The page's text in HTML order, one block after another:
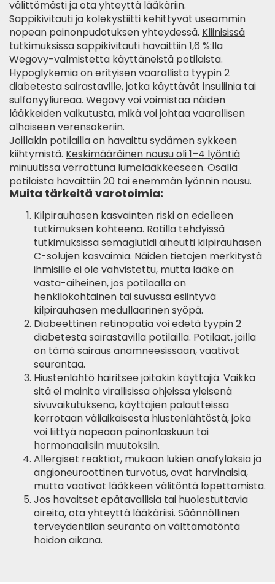
välittömästi ja ota yhteyttä lääkäriin.
Sappikivitauti ja kolekystiitti kehittyvät useammin
nopean painonpudotuksen yhteydessä. Kliinisissä
tutkimuksissa sappikivitauti havaittiin 1,6 %:lla
Wegovy-valmistetta käyttäneistä potilaista.
Hypoglykemia on erityisen vaarallista tyypin 2
diabetesta sairastaville, jotka käyttävät insuliinia tai
sulfonyyliureaa. Wegovy voi voimistaa näiden
lääkkeiden vaikutusta, mikä voi johtaa vaarallisen
alhaiseen verensokeriin.
Joillakin potilailla on havaittu sydämen sykkeen
kiihtymistä. Keskimääräinen nousu oli 1–4 lyöntiä
minuutissaverrattuna lumelääkkeeseen. Osalla
potilaista havaittiin 20 tai enemmän lyönnin nousu.
Muita tärkeitä varotoimia:
Kilpirauhasen kasvainten riski on edelleen
tutkimuksen kohteena. Rotilla tehdyissä
tutkimuksissa semaglutidi aiheutti kilpirauhasen
C-solujen kasvaimia. Näiden tietojen merkitystä
ihmisille ei ole vahvistettu, mutta lääke on
vasta-aiheinen, jos potilaalla on
henkilökohtainen tai suvussa esiintyvä
kilpirauhasen medullaarinen syöpä.
Diabeettinen retinopatia voi edetä tyypin 2
diabetesta sairastavilla potilailla. Potilaat, joilla
on tämä sairaus anamneesissaan, vaativat
seurantaa.
Hiustenlähtö häiritsee joitakin käyttäjiä. Vaikka
sitä ei mainita virallisissa ohjeissa yleisenä
sivuvaikutuksena, käyttäjien palautteissa
kerrotaan väliaikaisesta hiustenlähtöstä, joka
voi liittyä nopeaan painonlaskuun tai
hormonaalisiin muutoksiin.
Allergiset reaktiot, mukaan lukien anafylaksia ja
angioneuroottinen turvotus, ovat harvinaisia,
mutta vaativat lääkkeen välitöntä lopettamista.
Jos havaitset epätavallisia tai huolestuttavia
oireita, ota yhteyttä lääkäriisi. Säännöllinen
terveydentilan seuranta on välttämätöntä
hoidon aikana.